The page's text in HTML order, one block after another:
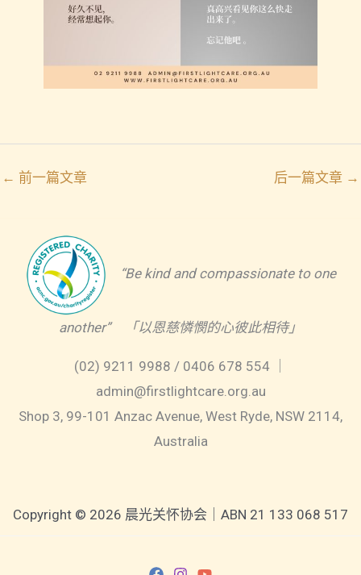
← 前一篇文章 后一篇文章 →
“Be kind and compassionate to one
another” 「以恩慈憐憫的心彼此相待」
(02) 9211 9988 / 0406 678 554 ｜
admin@firstlightcare.org.au
Shop 3, 99-101 Anzac Avenue, West Ryde, NSW 2114,
Australia
Copyright © 2026 晨光关怀协会｜ABN 21 133 068 517